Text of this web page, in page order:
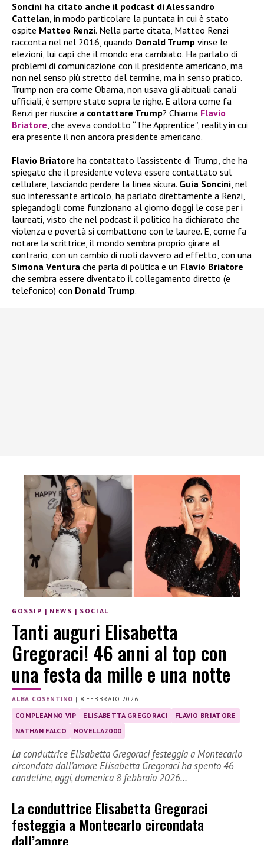
Soncini ha citato anche il podcast di Alessandro
Cattelan, in modo particolare la puntata in cui è stato
ospite Matteo Renzi. Nella parte citata, Matteo Renzi
racconta nel nel 2016, quando Donald Trump vinse le
elezioni, lui capì che il mondo era cambiato. Ha parlato di
problemi di comunicazione con il presidente americano, ma
non nel senso più stretto del termine, ma in senso pratico.
Trump non era come Obama, non usava gli abituali canali
ufficiali, è sempre stato sopra le righe. E allora come fa
Renzi per riuscire a contattare Trump? Chiama Flavio
Briatore, che aveva condotto “The Apprentice”, reality in cui
era presente il non ancora presidente americano.
Flavio Briatore ha contattato l’assistente di Trump, che ha
spiegato che il presidente voleva essere contattato sul
cellulare, lasciando perdere la linea sicura. Guia Soncini, nel
suo interessante articolo, ha parlato direttamente a Renzi,
spiegandogli come funzionano al giorno d’oggi le cose per i
laureati, visto che nel podcast il politico ha dichiarato che
violenza e povertà si combattono con le lauree. E, come fa
notare la scrittrice, il mondo sembra proprio girare al
contrario, con un cambio di ruoli davvero ad effetto, con una
Simona Ventura che parla di politica e un Flavio Briatore
che sembra essere diventato il collegamento diretto (e
telefonico) con Donald Trump.
GOSSIP | NEWS | SOCIAL
Tanti auguri Elisabetta
Gregoraci! 46 anni al top con
una festa da mille e una notte
ALBA COSENTINO | 8 FEBBRAIO 2026
COMPLEANNO VIP ELISABETTA GREGORACI
FLAVIO BRIATORE
NATHAN FALCO
NOVELLA2000
La conduttrice Elisabetta Gregoraci festeggia a Montecarlo
circondata dall’amore Elisabetta Gregoraci ha spento 46
candeline, oggi, domenica 8 febbraio 2026…
La conduttrice Elisabetta Gregoraci
festeggia a Montecarlo circondata
dall’amore